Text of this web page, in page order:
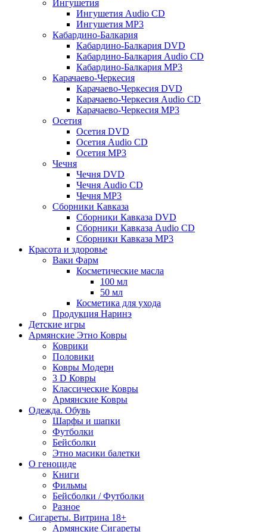
Ингушетия
Ингушетия Audio CD
Ингушетия MP3
Кабардино-Балкария
Кабардино-Балкария DVD
Кабардино-Балкария Audio CD
Кабардино-Балкария MP3
Карачаево-Черкесия
Карачаево-Черкесия DVD
Карачаево-Черкесия Audio CD
Карачаево-Черкесия MP3
Осетия
Осетия DVD
Осетия Audio CD
Осетия MP3
Чечня
Чечня DVD
Чечня Audio CD
Чечня MP3
Сборники Кавказа
Сборники Кавказа DVD
Сборники Кавказа Audio CD
Сборники Кавказа MP3
Красота и здоровье
Ваки Фарм
Косметические масла
100 мл
50 мл
Косметика для ухода
Продукция Наринэ
Детские игры
Армянские Этно Ковры
Коврики
Половики
Ковры Модерн
3 D Ковры
Классические Ковры
Армянские Ковры
Одежда. Обувь
Шарфы и шапки
Футболки
Бейсболки
Этно масики балетки
О геноциде
Книги
Фильмы
Бейсболки / Футболки
Разное
Сигареты. Витрина 18+
Армянские Сигареты